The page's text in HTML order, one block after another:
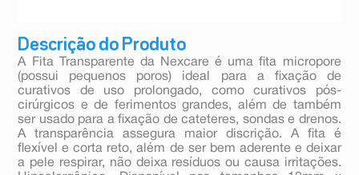
Descrição do Produto
A Fita Transparente da Nexcare é uma fita micropore
(possui pequenos poros) ideal para a fixação de
curativos de uso prolongado, como curativos pós-
cirúrgicos e de ferimentos grandes, além de também
ser usado para a fixação de cateteres, sondas e drenos.
A transparência assegura maior discrição. A fita é
flexível e corta reto, além de ser bem aderente e deixar
a pele respirar, não deixa resíduos ou causa irritações.